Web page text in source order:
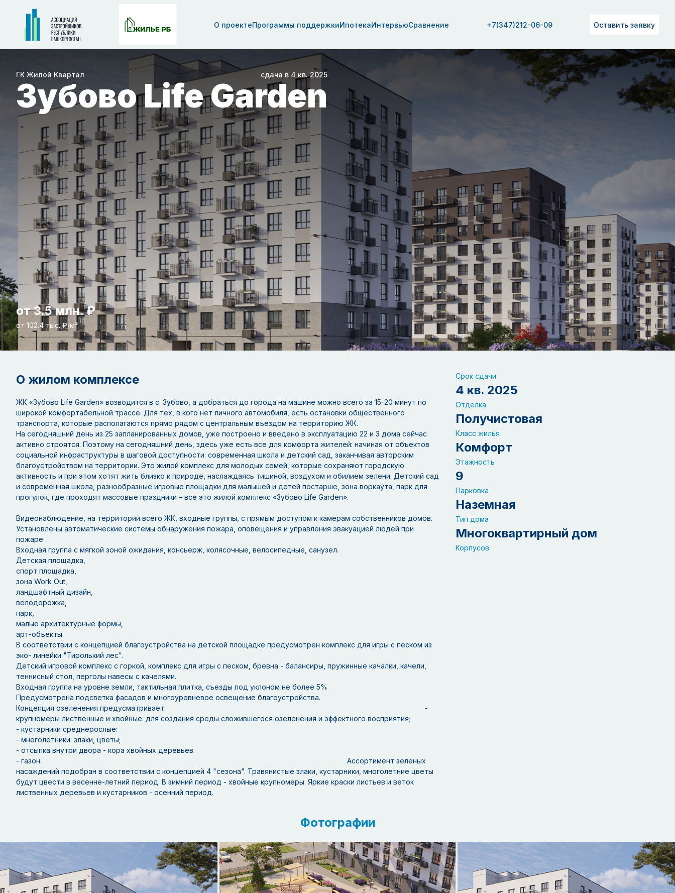
О проектеПрограммы поддержкиИпотекаИнтервьюСравнение +7(347)212-06-09 Оставить заявку
ГК Жилой Квартал сдача в 4 кв. 2025
Зубово Life Garden
от 3.5 млн. ₽
от 102.4 тыс. ₽/м²
О жилом комплексе
ЖК «Зубово Life Garden» возводится в с. Зубово, а добраться до города на машине можно всего за 15-20 минут по
широкой комфортабельной трассе. Для тех, в кого нет личного автомобиля, есть остановки общественного
транспорта, которые располагаются прямо рядом с центральным въездом на территорию ЖК.
На сегодняшний день из 25 запланированных домов, уже построено и введено в эксплуатацию 22 и 3 дома сейчас
активно строятся. Поэтому на сегодняшний день, здесь уже есть все для комфорта жителей: начиная от объектов
социальной инфраструктуры в шаговой доступности: современная школа и детский сад, заканчивая авторским
благоустройством на территории. Это жилой комплекс для молодых семей, которые сохраняют городскую
активность и при этом хотят жить близко к природе, наслаждаясь тишиной, воздухом и обилием зелени. Детский сад
и современная школа, разнообразные игровые площадки для малышей и детей постарше, зона воркаута, парк для
прогулок, где проходят массовые праздники – все это жилой комплекс «Зубово Life Garden».
Видеонаблюдение, на территории всего ЖК, входные группы, с прямым доступом к камерам собственников домов.
Установлены автоматические системы обнаружения пожара, оповещения и управления эвакуацией людей при
пожаре.
Входная группа с мягкой зоной ожидания, консьерж, колясочные, велосипедные, санузел.
Детская площадка,
спорт площадка,
зона Work Out,
ландшафтный дизайн,
велодорожка,
парк,
малые архитектурные формы,
арт-объекты.
В соответствии с концепцией благоустройства на детской площадке предусмотрен комплекс для игры с песком из
эко- линейки "Тиролький лес".
Детский игровой комплекс с горкой, комплекс для игры с песком, бревна - балансиры, пружинные качалки, качели,
теннисный стол, перголы навесы с качелями.
Входная группа на уровне земли, тактильная плитка, съезды под уклоном не более 5%
Предусмотрена подсветка фасадов и многоуровневое освещение благоустройства.
Концепция озеленения предусматривает: -
крупномеры лиственные и хвойные: для создания среды сложившегося озеленения и эффектного восприятия;
- кустарники среднерослые:
- многолетники: злаки, цветы;
- отсыпка внутри двора - кора хвойных деревьев.
- газон. Ассортимент зеленых
насаждений подобран в соответствии с концепцией 4 "сезона". Травянистые злаки, кустарники, многолетние цветы
будут цвести в весенне-летний период. В зимний период - хвойные крупномеры. Яркие краски листьев и веток
лиственных деревьев и кустарников - осенний период.
Срок сдачи
4 кв. 2025
Отделка
Получистовая
Класс жилья
Комфорт
Этажность
9
Парковка
Наземная
Тип дома
Многоквартирный дом
Корпусов
Фотографии